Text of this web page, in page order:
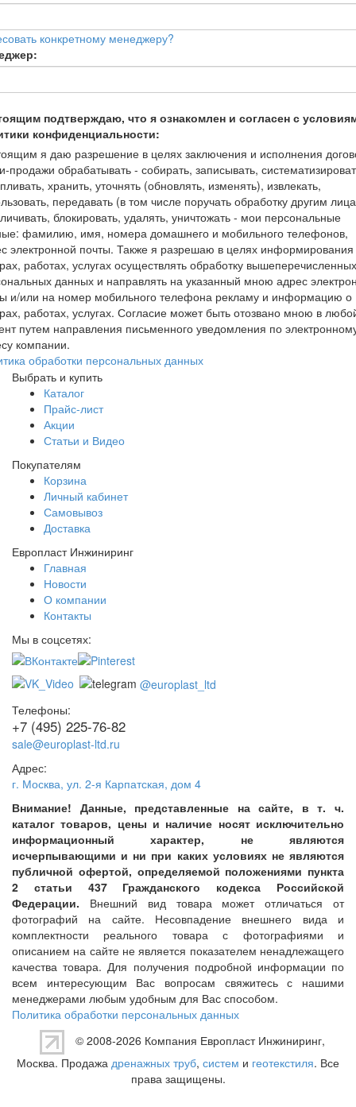
конкретному менеджеру?
подтверждаю, что я ознакомлен и согласен с
конфиденциальности:
я даю разрешение в целях заключения и исполнения
продажи обрабатывать - собирать, записывать,
хранить, уточнять (обновлять, изменять), извлекать,
передавать (в том числе поручать обработку другим
блокировать, удалять, уничтожать - мои персональные
фамилию, имя, номера домашнего и мобильного телефонов,
электронной почты. Также я разрешаю в целях
работах, услугах осуществлять обработку вышеперечисленных
данных и направлять на указанный мною адрес
и/или на номер мобильного телефона рекламу и информацию о
работах, услугах. Согласие может быть отозвано мною в
путем направления письменного уведомления по
компании.
обработки персональных данных
Выбрать и купить
Каталог
Прайс-лист
Акции
Статьи и Видео
Покупателям
Корзина
Личный кабинет
Самовывоз
Доставка
Европласт Инжиниринг
Главная
Новости
О компании
Контакты
Мы в соцсетях:
@europlast_ltd
Телефоны:
+7 (495) 225-76-82
sale@europlast-ltd.ru
Адрес:
г. Москва, ул. 2-я Карпатская, дом 4
Внимание! Данные, представленные на сайте, в т. ч.
каталог товаров, цены и наличие носят исключительно
информационный характер, не являются
исчерпывающими и ни при каких условиях не являются
публичной офертой, определяемой положениями пункта
2 статьи 437 Гражданского кодекса Российской
Федерации. Внешний вид товара может отличаться от
фотографий на сайте. Несовпадение внешнего вида и
комплектности реального товара с фотографиями и
описанием на сайте не является показателем ненадлежащего
качества товара. Для получения подробной информации по
всем интересующим Вас вопросам свяжитесь с нашими
менеджерами любым удобным для Вас способом.
Политика обработки персональных данных
© 2008-2026 Компания Европласт Инжиниринг,
Москва. Продажа дренажных труб, систем и геотекстиля. Все
права защищены.